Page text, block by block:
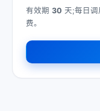
有效期 30 天;每日
费。